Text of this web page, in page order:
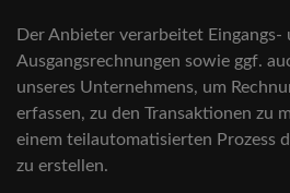
Der Anbieter verarbeitet Eingangs-
Ausgangsrechnungen sowie ggf.
unseres Unternehmens, um
erfassen, zu den Transaktionen zu
einem teilautomatisierten Prozess
zu erstellen.